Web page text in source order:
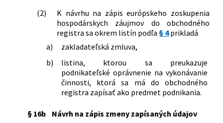
(2)
K návrhu na zápis európskeho zoskupenia
hospodárskych záujmov do obchodného
registra sa okrem listín podľa § 4prikladá
a)
zakladateľská zmluva,
b)
listina, ktorou sa preukazuje
podnikateľské oprávnenie na vykonávanie
činnosti, ktorá sa má do obchodného
registra zapísať ako predmet podnikania.
§ 16b
Návrh na zápis zmeny zapísaných údajov